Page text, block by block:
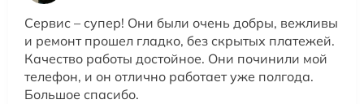
Сервис – супер! Они были очень добры, вежливы
и ремонт прошел гладко, без скрытых платежей.
Качество работы достойное. Они починили мой
телефон, и он отлично работает уже полгода.
Большое спасибо.